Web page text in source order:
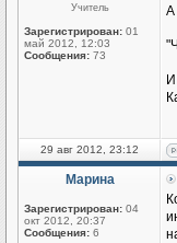
Учитель
Зарегистрирован: 01
май 2012, 12:03
Сообщения: 73
А
29 авг 2012, 23:12
Марина
Зарегистрирован: 04
окт 2012, 20:37
Сообщения: 6